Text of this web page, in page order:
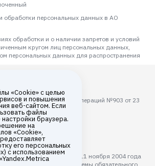
«Cookie» с целью
и повышения
веб-сайтом. Если
файлы
браузера.
на
«Cookie»,
его персональных
с использованием
обработки персональных данных в АО
обработки и о наличии запретов и условий
кругом лиц персональных данных,
персональных данных для распространения
банковских операций №903 от 23
© 2026
АО "ВЛАДБИЗНЕСБАНК" с 11 ноября 2004 года
является участником системы обязательного